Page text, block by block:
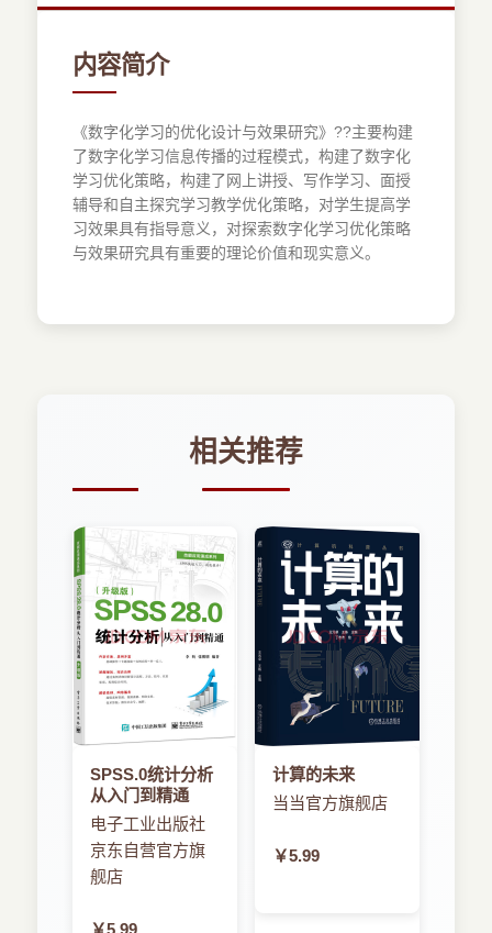
内容简介
《数字化学习的优化设计与效果研究》??主要构建
了数字化学习信息传播的过程模式，构建了数字化
学习优化策略，构建了网上讲授、写作学习、面授
辅导和自主探究学习教学优化策略，对学生提高学
习效果具有指导意义，对探索数字化学习优化策略
与效果研究具有重要的理论价值和现实意义。
相关推荐
SPSS.0统计分析
从入门到精通
电子工业出版社
京东自营官方旗
舰店
￥5.99
计算的未来
当当官方旗舰店
￥5.99